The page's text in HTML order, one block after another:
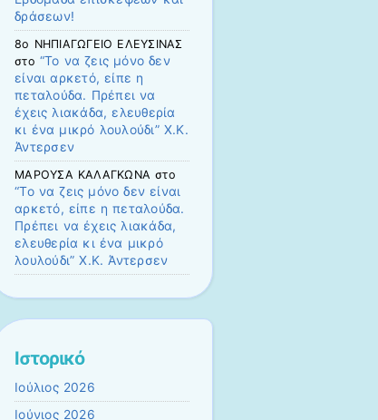
δράσεων!
8ο ΝΗΠΙΑΓΩΓΕΙΟ ΕΛΕΥΣΙΝΑΣ
στο “Το να ζεις μόνο δεν
είναι αρκετό, είπε η
πεταλούδα. Πρέπει να
έχεις λιακάδα, ελευθερία
κι ένα μικρό λουλούδι” Χ.Κ.
Άντερσεν
ΜΑΡΟΥΣΑ ΚΑΛΑΓΚΩΝΑ στο
“Το να ζεις μόνο δεν είναι
αρκετό, είπε η πεταλούδα.
Πρέπει να έχεις λιακάδα,
ελευθερία κι ένα μικρό
λουλούδι” Χ.Κ. Άντερσεν
Ιστορικό
Ιούλιος 2026
Ιούνιος 2026